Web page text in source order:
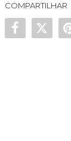
COMPARTILHAR